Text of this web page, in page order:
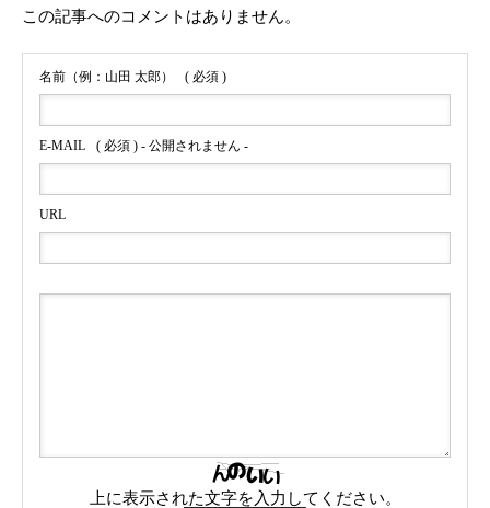
この記事へのコメントはありません。
名前（例：山田 太郎） ( 必須 )
E-MAIL ( 必須 ) - 公開されません -
URL
上に表示された文字を入力してください。